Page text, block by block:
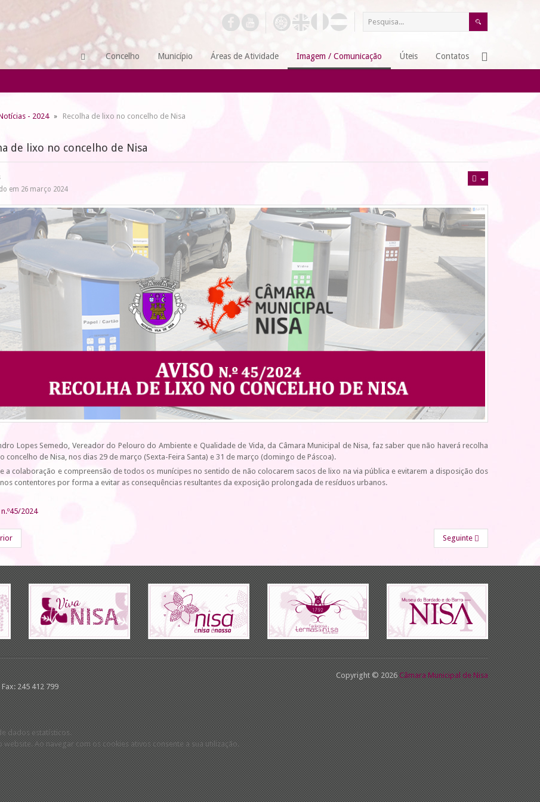
Concelho Município Áreas de Atividade Imagem / Comunicação Úteis Contatos
- 2024 Recolha de lixo no concelho de Nisa
de lixo no concelho de Nisa
em 26 março 2024
Lopes Semedo, Vereador do Pelouro do Ambiente e Qualidade de Vida, da Câmara Municipal de Nisa, faz saber que não haverá recolha
concelho de Nisa, nos dias 29 de março (Sexta-Feira Santa) e 31 de março (domingo de Páscoa).
a colaboração e compreensão de todos os munícipes no sentido de não colocarem sacos de lixo na via pública e evitarem a disposição dos
contentores por forma a evitar as consequências resultantes da exposição prolongada de resíduos urbanos.
2024
Seguinte
245 412 799
Copyright © 2026 Câmara Municipal de Nisa
dados estatísticos.
Ao navegar com os cookies ativos consente a sua utilização.